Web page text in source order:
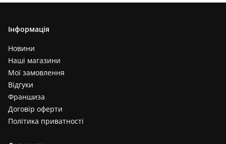
Інформація
Новини
Наші магазини
Мої замовлення
Відгуки
Франшиза
Договір оферти
Політика приватності